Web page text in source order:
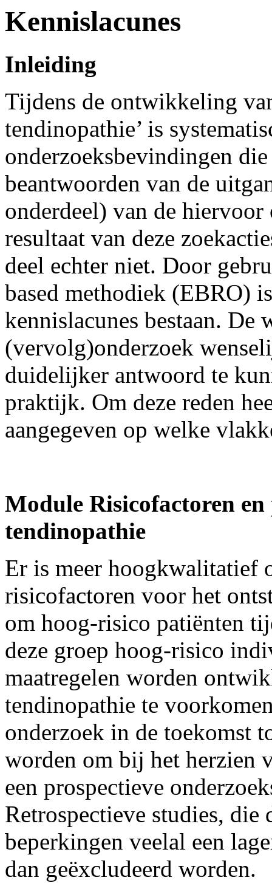
Kennislacunes
Inleiding
Tijdens de ontwikkeling
tendinopathie’ is
onderzoeksbevindingen
beantwoorden van de
onderdeel) van de hiervoor
resultaat van deze
deel echter niet. Door
based methodiek (EBRO)
kennislacunes bestaan. De
(vervolg)onderzoek
duidelijker antwoord te
praktijk. Om deze reden
aangegeven op welke
Module Risicofactoren
tendinopathie
Er is meer hoogkwalitatief
risicofactoren voor het
om hoog-risico patiënten
deze groep hoog-risico
maatregelen worden
tendinopathie te
onderzoek in de toekomst
worden om bij het herzien
een prospectieve
Retrospectieve studies,
beperkingen veelal een
dan geëxcludeerd worden.